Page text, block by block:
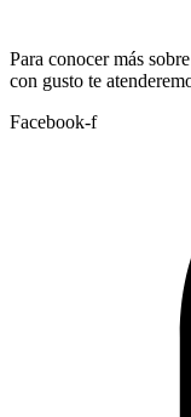
Para conocer más
con gusto te
Facebook-f